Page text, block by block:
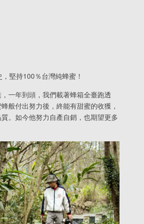
堅持100％台灣純蜂蜜！
一年到頭，我們載著蜂箱全臺跑透
般付出努力後，終能有甜蜜的收獲，
。如今他努力自產自銷，也期望更多